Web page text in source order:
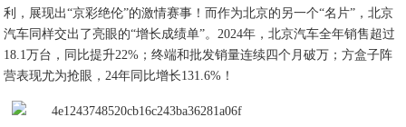
利，展现出“京彩绝伦”的激情赛事！而作为北京的另一个“名片”，北京
汽车同样交出了亮眼的“增长成绩单”。2024年，北京汽车全年销售超过
18.1万台，同比提升22%；终端和批发销量连续四个月破万；方盒子阵
营表现尤为抢眼，24年同比增长131.6%！